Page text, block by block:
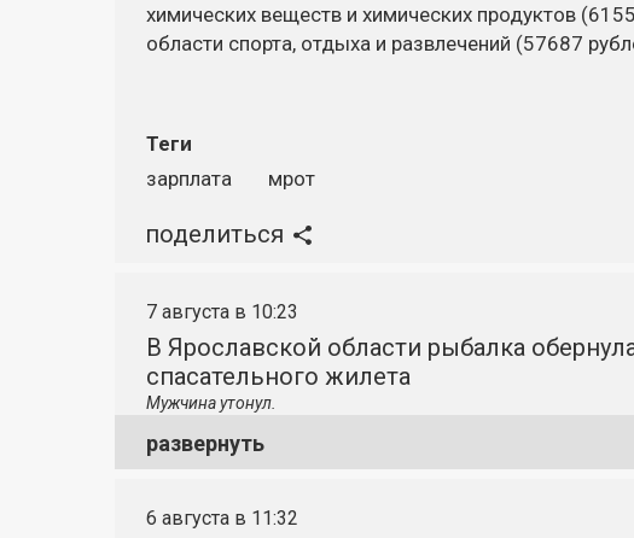
химических веществ и химических продуктов
области спорта, отдыха и развлечений (57687
Теги
зарплата
мрот
поделиться
7 августа в 10:23
В Ярославской области рыбалка
спасательного жилета
Мужчина утонул.
развернуть
6 августа в 11:32